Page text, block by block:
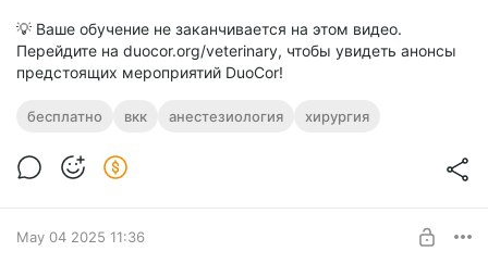
💡 Ваше обучение не заканчивается на этом видео.
Перейдите на duocor.org/veterinary, чтобы увидеть анонсы
предстоящих мероприятий DuoCor!
бесплатно вкк анестезиология хирургия
May 04 2025 11:36